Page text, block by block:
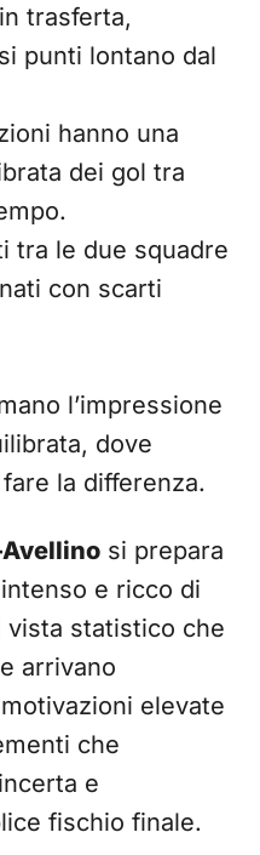
trasferta,
punti lontano dal
hanno una
dei gol tra
tra le due squadre
con scarti
l’impressione
dove
la differenza.
si prepara
e ricco di
vista statistico che
arrivano
elevate
che
e
fischio finale.